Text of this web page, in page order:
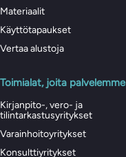
Materiaalit
Käyttötapaukset
Vertaa alustoja
Toimialat, joita palvelemme
Kirjanpito-, vero- ja
tilintarkastusyritykset
Varainhoitoyritykset
Konsulttiyritykset